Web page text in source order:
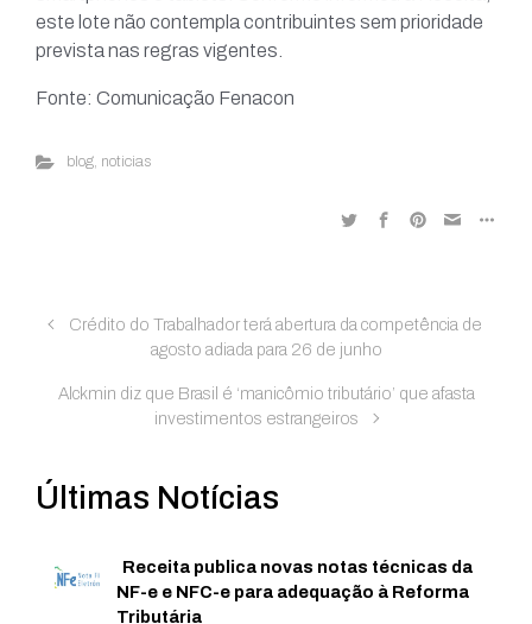
este lote não contempla contribuintes sem prioridade
prevista nas regras vigentes.
Fonte: Comunicação Fenacon
blog, noticias
Crédito do Trabalhador terá abertura da competência de
agosto adiada para 26 de junho
Alckmin diz que Brasil é ‘manicômio tributário’ que afasta
investimentos estrangeiros
Últimas Notícias
Receita publica novas notas técnicas da
NF-e e NFC-e para adequação à Reforma
Tributária